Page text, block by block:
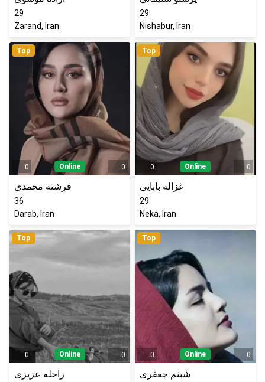
29
Zarand, Iran
29
Nishabur, Iran
Top
0 Online 0
فرشته محمدی
36
Darab, Iran
Top
0 Online 0
غزاله بابایی
29
Neka, Iran
Top
0 Online 0
راحله عزیزی
Top
0 Online 0
شبنم جعفری